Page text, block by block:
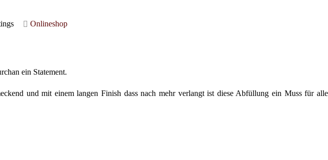
Onlineshop
ein Statement.
und mit einem langen Finish dass nach mehr verlangt ist diese Abfüllung ein Muss für alle